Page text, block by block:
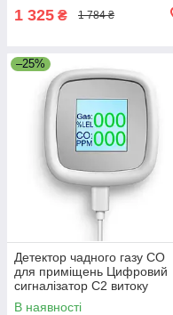
1 325 ₴ 1 784 ₴
–25%
Детектор чадного газу СО
для приміщень Цифровий
сигналізатор C2 витоку
горючих газів
В наявності